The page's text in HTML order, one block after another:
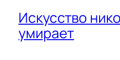
Искусство
умирает